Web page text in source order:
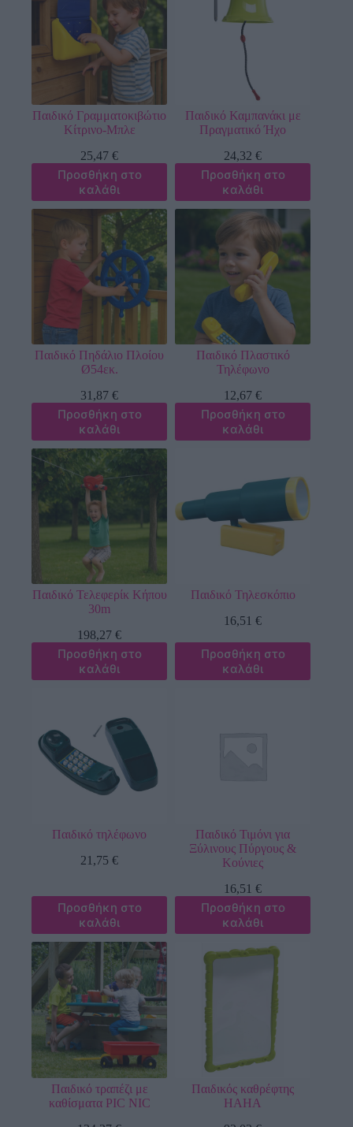
Παιδικό Γραμματοκιβώτιο
Κίτρινο-Μπλε
25,47€
Προσθήκη στο
καλάθι
Παιδικό Καμπανάκι με
Πραγματικό Ήχο
24,32€
Προσθήκη στο
καλάθι
Παιδικό Πηδάλιο Πλοίου
Ø54εκ.
31,87€
Προσθήκη στο
καλάθι
Παιδικό Πλαστικό
Τηλέφωνο
12,67€
Προσθήκη στο
καλάθι
Παιδικό Τελεφερίκ Κήπου
30m
198,27€
Προσθήκη στο
καλάθι
Παιδικό Τηλεσκόπιο
16,51€
Προσθήκη στο
καλάθι
Παιδικό τηλέφωνο
21,75€
Προσθήκη στο
καλάθι
Παιδικό Τιμόνι για
Ξύλινους Πύργους &
Κούνιες
16,51€
Προσθήκη στο
καλάθι
Παιδικό τραπέζι με
καθίσματα PIC NIC
Παιδικός καθρέφτης
HAHA